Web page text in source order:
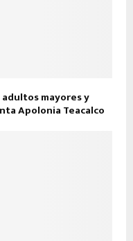
mayores y
Apolonia Teacalco